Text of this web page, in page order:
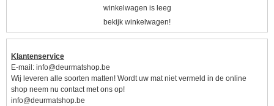
winkelwagen is leeg
bekijk winkelwagen!
Klantenservice
E-mail: info@deurmatshop.be
Wij leveren alle soorten matten! Wordt uw mat niet vermeld in de online
shop neem nu contact met ons op!
info@deurmatshop.be